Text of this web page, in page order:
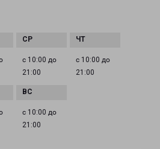
с 10:00 до
21:00
с 10:00 до
21:00
с 10:00 до
21:00